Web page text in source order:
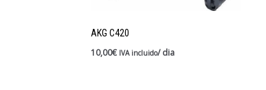
AKG C420
10,00€ IVA incluido/ dia